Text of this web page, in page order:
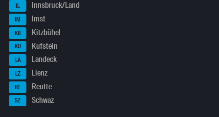
IL Innsbruck/Land
IM Imst
KB Kitzbühel
KU Kufstein
LA Landeck
LZ Lienz
RE Reutte
SZ Schwaz